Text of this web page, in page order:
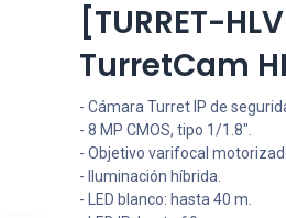
[TURRET-
TurretCam
- Cámara Turret IP de
- 8 MP CMOS, tipo 1/1.8".
- Objetivo varifocal
- Iluminación híbrida.
- LED blanco: hasta 40 m.